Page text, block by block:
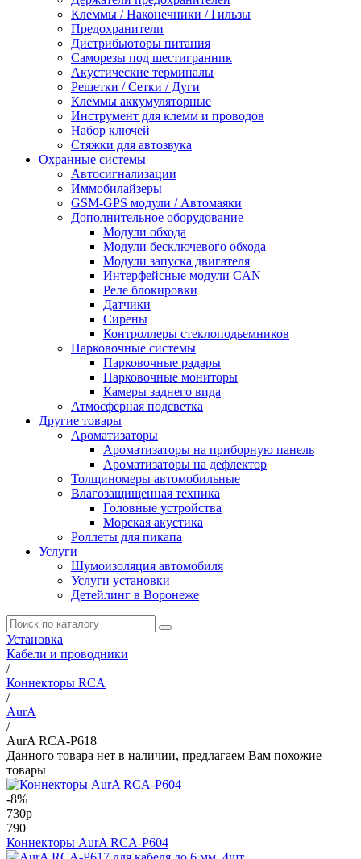
Клеммы / Наконечники / Гильзы
Предохранители
Дистрибьюторы питания
Саморезы под шестигранник
Акустические терминалы
Решетки / Сетки / Дуги
Клеммы аккумуляторные
Инструмент для клемм и проводов
Набор ключей
Стяжки для автозвука
Охранные системы
Автосигнализации
Иммобилайзеры
GSM-GPS модули / Автомаяки
Дополнительное оборудование
Модули обхода
Модули бесключевого обхода
Модули запуска двигателя
Интерфейсные модули CAN
Реле блокировки
Датчики
Сирены
Контроллеры стеклоподьемников
Парковочные системы
Парковочные радары
Парковочные мониторы
Камеры заднего вида
Атмосферная подсветка
Другие товары
Ароматизаторы
Ароматизаторы на приборную панель
Ароматизаторы на дефлектор
Толщиномеры автомобильные
Влагозащищенная техника
Головные устройства
Морская акустика
Роллеты для пикапа
Услуги
Шумоизоляция автомобиля
Услуги установки
Детейлинг в Воронеже
Установка
Кабели и проводники
/
Коннекторы RCA
/
AurA
/
AurA RCA-P618
Данного товара нет в наличии, предлагаем Вам похожие
товары
-8%
730p
790
Коннекторы AurA RCA-P604